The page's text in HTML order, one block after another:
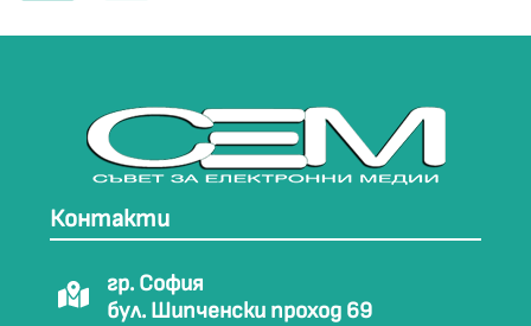
Контакти
гр. София
бул. Шипченски проход 69